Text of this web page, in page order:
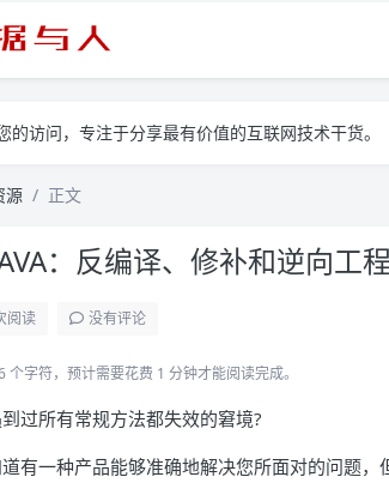
的访问，专注于分享最有价值的互联网技术干货。
源 正文
：反编译、修补和逆向工
阅读 没有评论
个字符，预计需要花费 1 分钟才能阅读完成。
过所有常规方法都失效的窘境?
有一种产品能够准确地解决您所面对的问题